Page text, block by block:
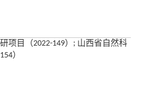
项目（2022-149）; 山西省自然科
）